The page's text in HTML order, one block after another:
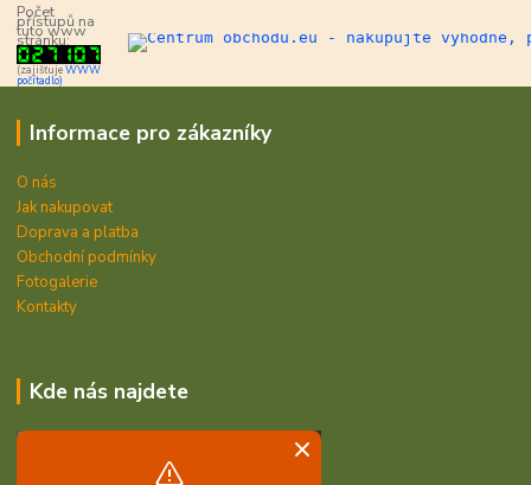
Počet
přístupů na
tuto www
stránku:
(zajišťujeWWW
počítadlo)
Informace pro zákazníky
O nás
Jak nakupovat
Doprava a platba
Obchodní podmínky
Fotogalerie
Kontakty
Kde nás najdete